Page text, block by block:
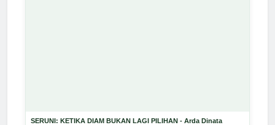
SERUNI: KETIKA DIAM BUKAN LAGI PILIHAN - Arda Dinata